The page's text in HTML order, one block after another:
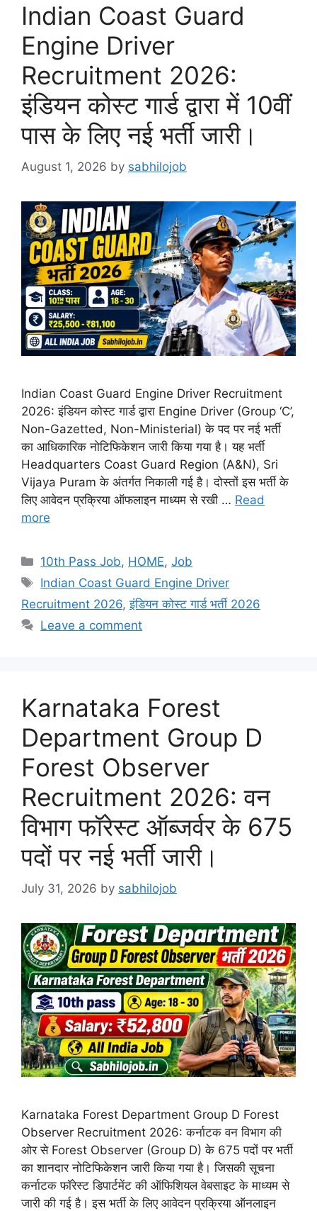
Indian Coast Guard
Engine Driver
Recruitment 2026:
इंडियन कोस्ट गार्ड द्वारा में 10वीं
पास के लिए नई भर्ती जारी।
August 1, 2026 by sabhilojob
Indian Coast Guard Engine Driver Recruitment
2026: इंडियन कोस्ट गार्ड द्वारा Engine Driver (Group ‘C’,
Non-Gazetted, Non-Ministerial) के पद पर नई भर्ती
का आधिकारिक नोटिफिकेशन जारी किया गया है। यह भर्ती
Headquarters Coast Guard Region (A&N), Sri
Vijaya Puram के अंतर्गत निकाली गई है। दोस्तों इस भर्ती के
लिए आवेदन प्रक्रिया ऑफलाइन माध्यम से रखी … Read
more
Categories
10th Pass Job, HOME,Job
Tags
Indian Coast Guard Engine Driver
Recruitment 2026,इंडियन कोस्ट गार्ड भर्ती 2026
Leave a comment
Karnataka Forest
Department Group D
Forest Observer
Recruitment 2026: वन
विभाग फॉरेस्ट ऑब्जर्वर के 675
पदों पर नई भर्ती जारी।
July 31, 2026 by sabhilojob
Karnataka Forest Department Group D Forest
Observer Recruitment 2026: कर्नाटक वन विभाग की
ओर से Forest Observer (Group D) के 675 पदों पर भर्ती
का शानदार नोटिफिकेशन जारी किया गया है। जिसकी सूचना
कर्नाटक फॉरेस्ट डिपार्टमेंट की ऑफिशियल वेबसाइट के माध्यम से
जारी की गई है। इस भर्ती के लिए आवेदन प्रक्रिया ऑनलाइन